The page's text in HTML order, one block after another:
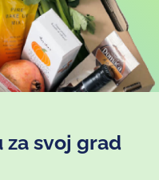
svoj grad